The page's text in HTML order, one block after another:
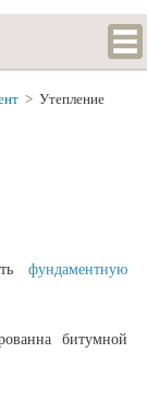
> Утепление
фундаментную
битумной